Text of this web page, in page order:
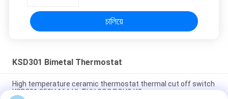
চালিয়ে
KSD301 Bimetal Thermostat
High temperature ceramic thermostat thermal cut off switch
KSD301 250V 16A UL TUV CQC ROHS KC